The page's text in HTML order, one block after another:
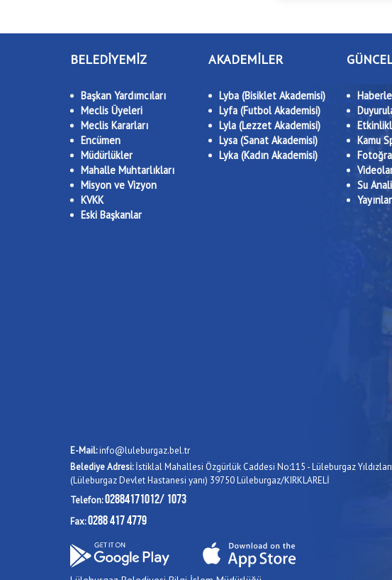
BELEDİYEMİZ
Başkan Yardımcıları
Meclis Üyeleri
Meclis Kararları
Encümen
Müdürlükler
Mahalle Muhtarlıkları
Misyon ve Vizyon
KVKK
Eski Başkanlar
AKADEMİLER
Lyba (Bisiklet Akademisi)
Lyfa (Futbol Akademisi)
Lyla (Lezzet Akademisi)
Lysa (Sanat Akademisi)
Lyka (Kadın Akademisi)
Kamu
Su
Yayınlar
E-Mail:info@luleburgaz.bel.tr
Belediye Adresi:İstiklal Mahallesi Özgürlük Caddesi No:115 - Lüleburgaz
(Lüleburgaz Devlet Hastanesi yanı) 39750 Lüleburgaz/KIRKLARELİ
Telefon:02884171012/ 1073
Fax:0288 417 4779